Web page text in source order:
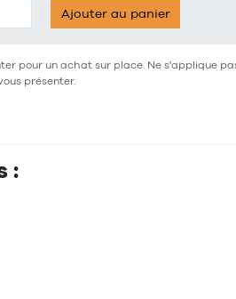
Ajouter au panier
pour un achat sur place. Ne s'applique
présenter.
: